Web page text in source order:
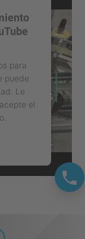
para
puede
Le
el